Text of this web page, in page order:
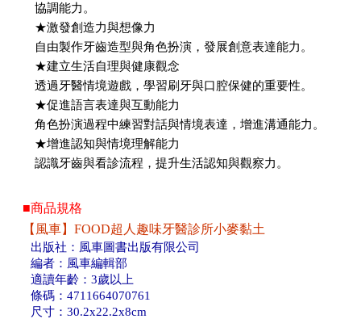
協調能力。
★激發創造力與想像力
自由製作牙齒造型與角色扮演，發展創意表達能力。
★建立生活自理與健康觀念
透過牙醫情境遊戲，學習刷牙與口腔保健的重要性。
★促進語言表達與互動能力
角色扮演過程中練習對話與情境表達，增進溝通能力。
★增進認知與情境理解能力
認識牙齒與看診流程，提升生活認知與觀察力。
■商品規格
【風車】FOOD超人趣味牙醫診所小麥黏土
出版社：風車圖書出版有限公司
編者：風車編輯部
適讀年齡：3歲以上
條碼：4711664070761
尺寸：30.2x22.2x8cm